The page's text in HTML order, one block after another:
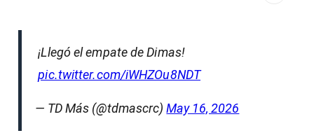
¡Llegó el empate de Dimas!
pic.twitter.com/iWHZOu8NDT
— TD Más (@tdmascrc)May 16, 2026